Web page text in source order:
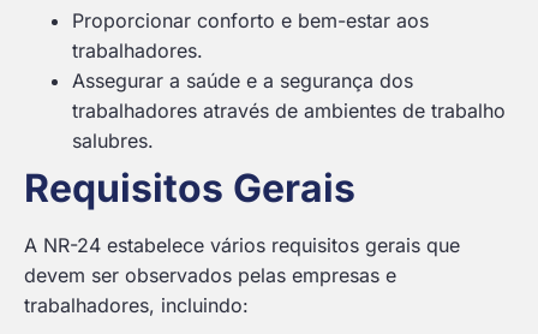
Proporcionar conforto e bem-estar aos
trabalhadores.
Assegurar a saúde e a segurança dos
trabalhadores através de ambientes de trabalho
salubres.
Requisitos Gerais
A NR-24 estabelece vários requisitos gerais que
devem ser observados pelas empresas e
trabalhadores, incluindo: